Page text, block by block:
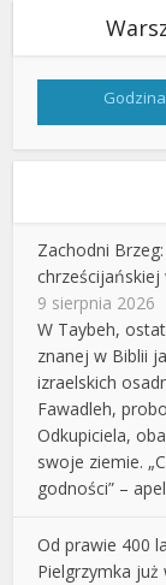
Zachodni
chrześcijańskiej
9 sierpnia 2026
W Taybeh,
znanej w Biblii
izraelskich
Fawadleh,
Odkupiciela,
swoje ziemie.
godności” –
Od prawie 400
Pielgrzymka już